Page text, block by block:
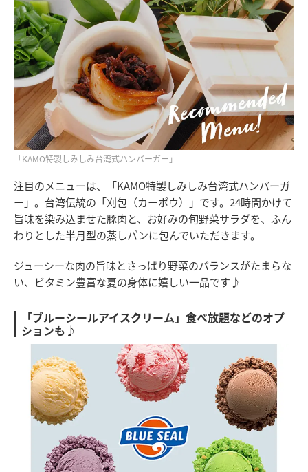
「KAMO特製しみしみ台湾式ハンバーガー」
注目のメニューは、「KAMO特製しみしみ台湾式ハンバーガ
ー」。台湾伝統の「刈包（カーポウ）」です。24時間かけて
旨味を染み込ませた豚肉と、お好みの旬野菜サラダを、ふん
わりとした半月型の蒸しパンに包んでいただきます。
ジューシーな肉の旨味とさっぱり野菜のバランスがたまらな
い、ビタミン豊富な夏の身体に嬉しい一品です♪
「ブルーシールアイスクリーム」食べ放題などのオプ
ションも♪